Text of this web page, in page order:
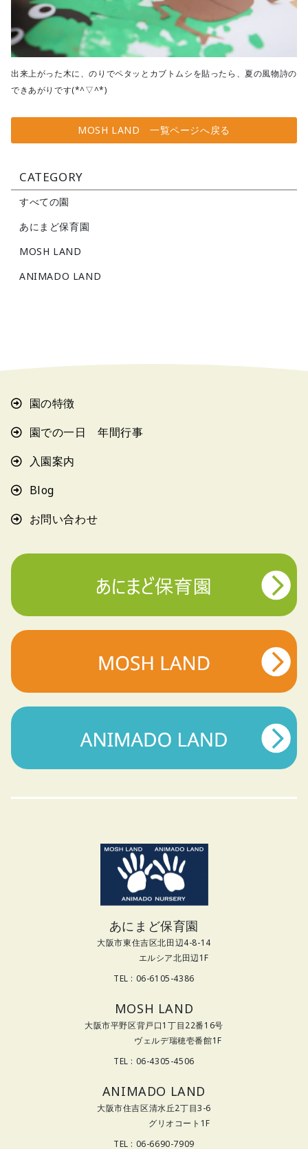
出来上がった木に、のりでペタッとカブトムシを貼ったら、夏の風物詩の
できあがりです(*^▽^*)
MOSH LAND 一覧ページへ戻る
CATEGORY
すべての園
あにまど保育園
MOSH LAND
ANIMADO LAND
園の特徴
園での一日 年間行事
入園案内
Blog
お問い合わせ
あにまど保育園
大阪市東住吉区北田辺4-8-14
エルシア北田辺1F
TEL : 06-6105-4386
MOSH LAND
大阪市平野区背戸口1丁目22番16号
ヴェルデ瑞穂壱番館1F
TEL : 06-4305-4506
ANIMADO LAND
大阪市住吉区清水丘2丁目3-6
グリオコート1F
TEL : 06-6690-7909